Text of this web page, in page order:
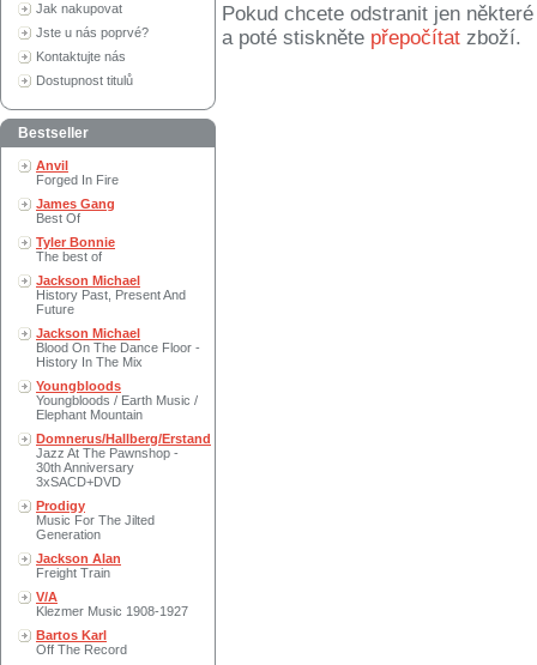
Jak nakupovat
Jste u nás poprvé?
Kontaktujte nás
Dostupnost titulů
Bestseller
Anvil
Forged In Fire
James Gang
Best Of
Tyler Bonnie
The best of
Jackson Michael
History Past, Present And
Future
Jackson Michael
Blood On The Dance Floor -
History In The Mix
Youngbloods
Youngbloods / Earth Music /
Elephant Mountain
Domnerus/Hallberg/Erstand
Jazz At The Pawnshop -
30th Anniversary
3xSACD+DVD
Prodigy
Music For The Jilted
Generation
Jackson Alan
Freight Train
V/A
Klezmer Music 1908-1927
Bartos Karl
Off The Record
Pokud chcete odstranit jen
a poté stiskněte přepočítat zboží.